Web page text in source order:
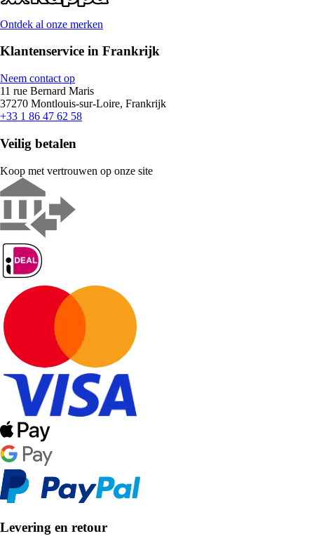
Ontdek al onze merken
Klantenservice in Frankrijk
Neem contact op
11 rue Bernard Maris
37270 Montlouis-sur-Loire, Frankrijk
+33 1 86 47 62 58
Veilig betalen
Koop met vertrouwen op onze site
Levering en retour